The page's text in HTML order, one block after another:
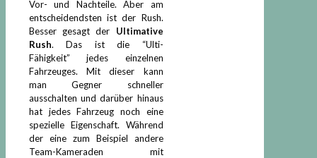
Vor- und Nachteile. Aber am
entscheidendsten ist der Rush.
Besser gesagt der Ultimative
Rush. Das ist die “Ulti-
Fähigkeit” jedes einzelnen
Fahrzeuges. Mit dieser kann
man Gegner schneller
ausschalten und darüber hinaus
hat jedes Fahrzeug noch eine
spezielle Eigenschaft. Während
der eine zum Beispiel andere
Team-Kameraden mit